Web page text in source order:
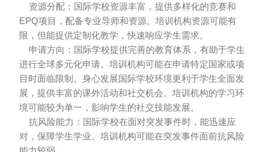
资源分配：国际学校资源丰富，提供多样化的竞赛和
EPQ项目，配备专业导师和资源。培训机构资源可能有
限，但能提供定制化教学，快速响应学生需求。
申请方向：国际学校提供完善的教育体系，有助于学生
进行全球多元化申请。培训机构可能在申请特定国家或项
目时面临限制。身心发展国际学校环境更利于学生全面发
展，提供丰富的课外活动和社交机会。培训机构的学习环
境可能较为单一，影响学生的社交技能发展。
抗风险能力：国际学校在面对突发事件时，能迅速应
对，保障学生学业。培训机构可能在突发事件面前抗风险